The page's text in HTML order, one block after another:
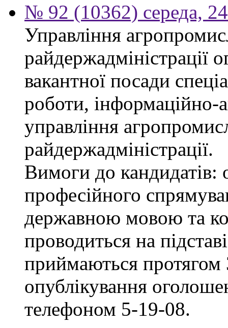
№ 92 (10362) середа,
Управління
райдержадміністрації
вакантної посади
роботи, інформаційно-
управління
райдержадміністрації.
Вимоги до кандидатів:
професійного
державною мовою та
проводиться на
приймаються протягом
опублікування
телефоном 5-19-08.